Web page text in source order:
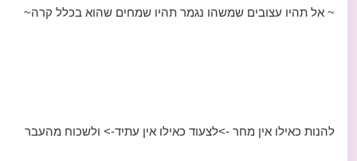
~ אל תהיו עצובים שמשהו נגמר תהיו שמחים שהוא בכלל קרה~
להנות כאילו אין מחר ->לצעוד כאילו אין עתיד-> ולשכוח מהעבר